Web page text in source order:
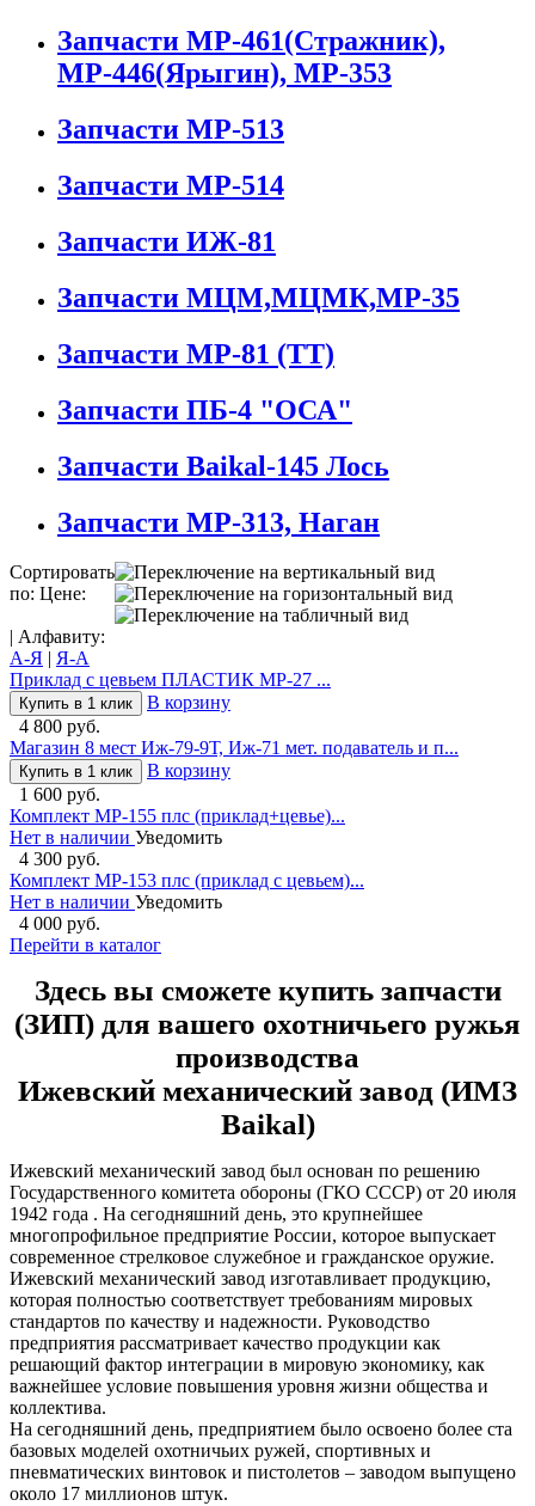
Запчасти МР-461(Стражник),
МР-446(Ярыгин), МР-353
Запчасти МР-513
Запчасти МР-514
Запчасти ИЖ-81
Запчасти МЦМ,МЦМК,МР-35
Запчасти МР-81 (ТТ)
Запчасти ПБ-4 "ОСА"
Запчасти Baikal-145 Лось
Запчасти МР-313, Наган
Сортировать
по: Цене:
| Алфавиту:
А-Я
Я-А
Приклад с цевьем ПЛАСТИК МР-27 ...
Купить в 1 клик
В корзину
4 800 руб.
Магазин 8 мест Иж-79-9Т, Иж-71 мет. подаватель и п...
Купить в 1 клик
В корзину
1 600 руб.
Комплект МР-155 плс (приклад+цевье)...
Нет в наличии Уведомить
4 300 руб.
Комплект МР-153 плс (приклад с цевьем)...
Нет в наличии Уведомить
4 000 руб.
Перейти в каталог
Здесь вы сможете купить запчасти
(ЗИП) для вашего охотничьего ружья
производства
Ижевский механический завод (ИМЗ
Baikal)
Ижевский механический завод был основан по решению
Государственного комитета обороны (ГКО СССР) от 20 июля
1942 года . На сегодняшний день, это крупнейшее
многопрофильное предприятие России, которое выпускает
современное стрелковое служебное и гражданское оружие.
Ижевский механический завод изготавливает продукцию,
которая полностью соответствует требованиям мировых
стандартов по качеству и надежности. Руководство
предприятия рассматривает качество продукции как
решающий фактор интеграции в мировую экономику, как
важнейшее условие повышения уровня жизни общества и
коллектива.
На сегодняшний день, предприятием было освоено более ста
базовых моделей охотничьих ружей, спортивных и
пневматических винтовок и пистолетов – заводом выпущено
около 17 миллионов штук.